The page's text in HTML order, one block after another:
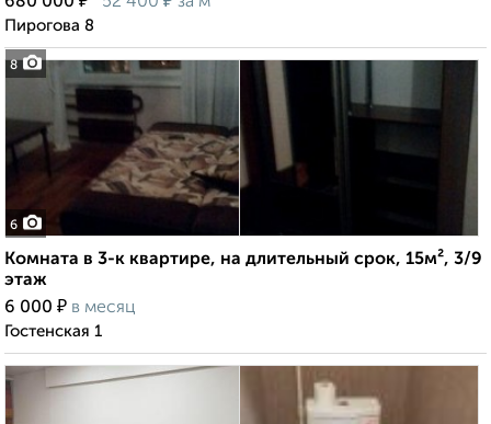
8
Пирогова 8
6
Комната в 3-к квартире, на длительный срок, 15м², 3/9
этаж
6 000 ₽ в месяц
Гостенская 1